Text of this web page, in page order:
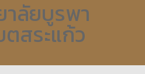
าลัยบูรพา
ตสระแก้ว